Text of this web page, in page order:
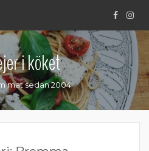
.
i köket
mat sedan 2004